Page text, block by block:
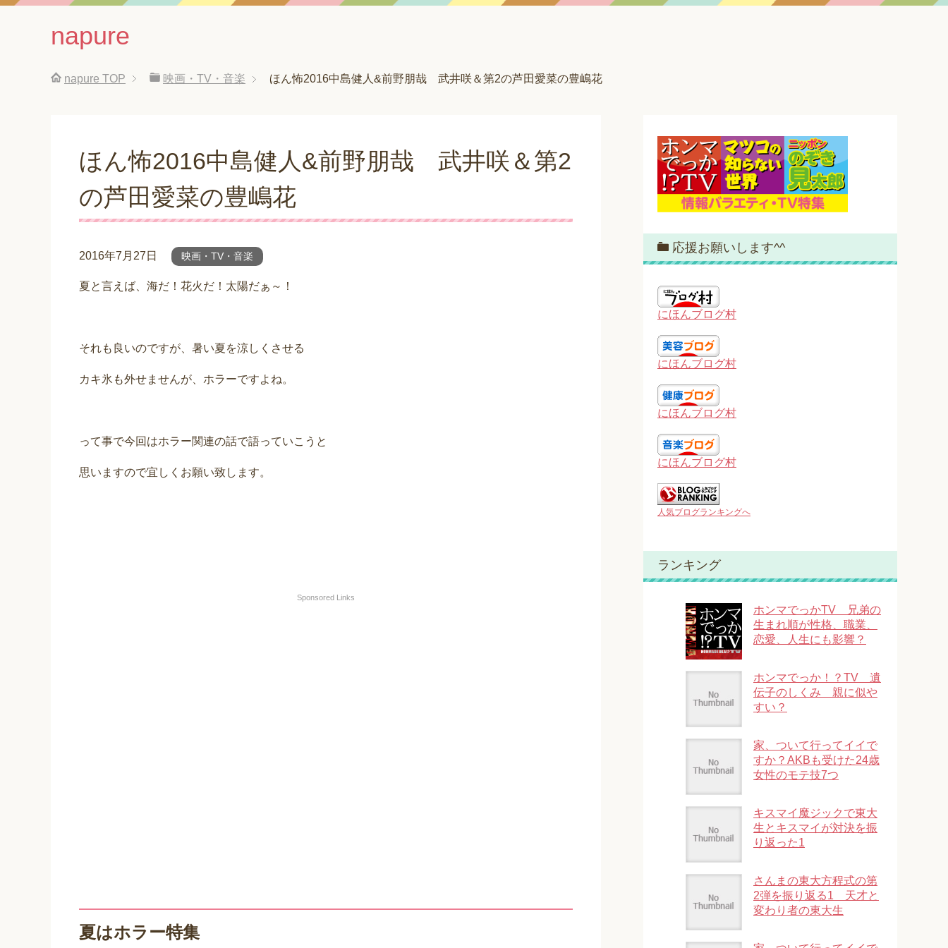
napure
napure TOP 映画・TV・音楽 ほん怖2016中島健人&前野朋哉 武井咲＆第2の芦田愛菜の豊嶋花
ほん怖2016中島健人&前野朋哉 武井咲＆第2
の芦田愛菜の豊嶋花
2016年7月27日 映画・TV・音楽
夏と言えば、海だ！花火だ！太陽だぁ～！
それも良いのですが、暑い夏を涼しくさせる
カキ氷も外せませんが、ホラーですよね。
って事で今回はホラー関連の話で語っていこうと
思いますので宜しくお願い致します。
Sponsored Links
夏はホラー特集
応援お願いします^^
にほんブログ村
にほんブログ村
にほんブログ村
にほんブログ村
人気ブログランキングへ
ランキング
ホンマでっかTV 兄弟の
生まれ順が性格、職業、
恋愛、人生にも影響？
ホンマでっか！？TV 遺
伝子のしくみ 親に似や
すい？
家、ついて行ってイイで
すか？AKBも受けた24歳
女性のモテ技7つ
キスマイ魔ジックで東大
生とキスマイが対決を振
り返った1
さんまの東大方程式の第
2弾を振り返る1 天才と
変わり者の東大生